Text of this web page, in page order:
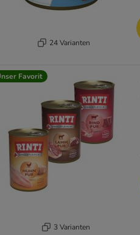
24 Varianten
Favorit
3 Varianten